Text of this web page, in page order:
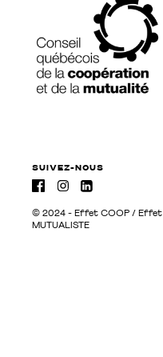
suivez-nous
© 2024 - Effet COOP / Effet
MUTUALISTE